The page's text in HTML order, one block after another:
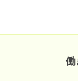
働